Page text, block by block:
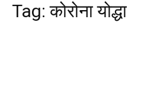
Tag:कोरोना योद्धा